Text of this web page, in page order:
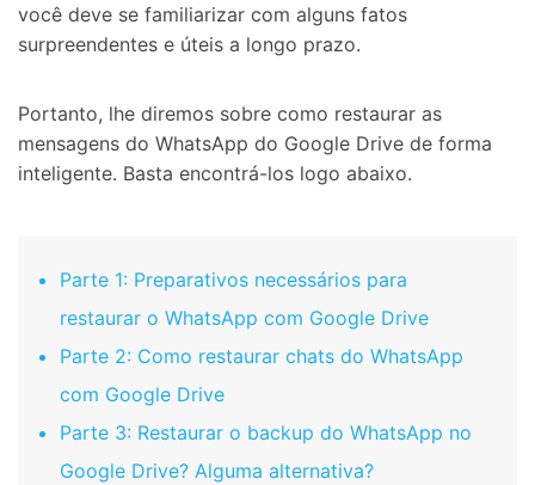
você deve se familiarizar com alguns fatos
surpreendentes e úteis a longo prazo.
Portanto, lhe diremos sobre como restaurar as
mensagens do WhatsApp do Google Drive de forma
inteligente. Basta encontrá-los logo abaixo.
Parte 1: Preparativos necessários para
restaurar o WhatsApp com Google Drive
Parte 2: Como restaurar chats do WhatsApp
com Google Drive
Parte 3: Restaurar o backup do WhatsApp no
Google Drive? Alguma alternativa?